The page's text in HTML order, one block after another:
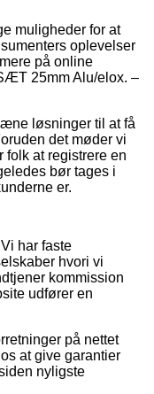
muligheder for at
oplevelser
på online
25mm Alu/elox. –
løsninger til at få
det møder vi
folk at registrere en
bør tages i
er.
har faste
hvori vi
kommission
udfører en
på nettet
at give garantier
nyligste